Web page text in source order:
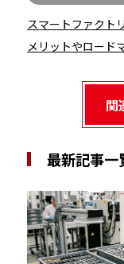
スマートファクト
メリットやロード
関
最新記事一